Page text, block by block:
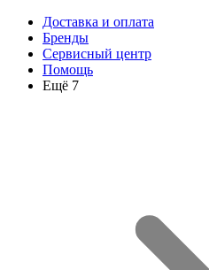
Доставка и оплата
Бренды
Сервисный центр
Помощь
Ещё 7